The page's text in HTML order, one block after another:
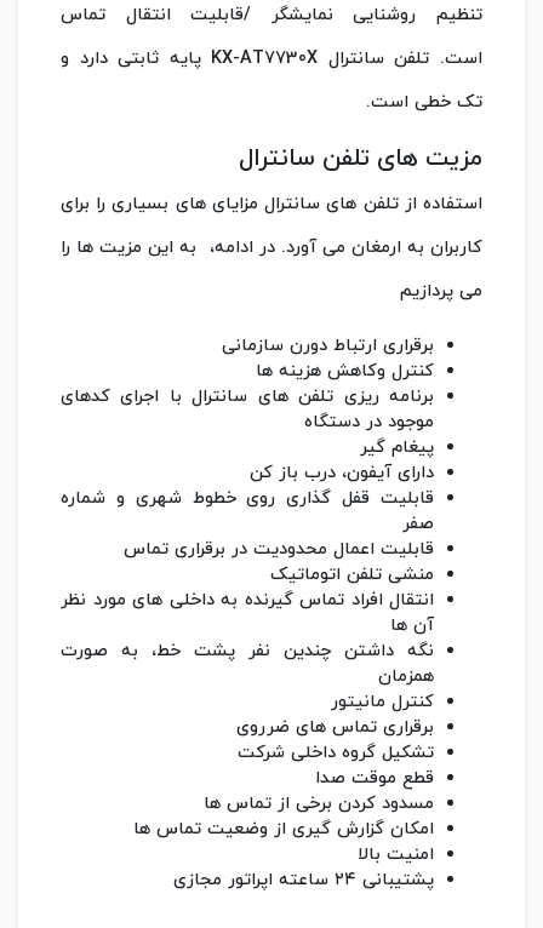
تنظیم روشنایی نمایشگر /قابلیت انتقال تماس
است. تلفن سانترال KX-AT7730X پایه ثابتی دارد و
تک خطی است.
مزیت های تلفن سانترال
استفاده از تلفن های سانترال مزایای های بسیاری را برای
کاربران به ارمغان می آورد. در ادامه، به این مزیت ها را
می پردازیم
برقراری ارتباط دورن سازمانی
کنترل وکاهش هزینه ها
برنامه ریزی تلفن های سانترال با اجرای کدهای
موجود در دستگاه
پیغام گیر
دارای آیفون، درب باز کن
قابلیت قفل گذاری روی خطوط شهری و شماره
صفر
قابلیت اعمال محدودیت در برقراری تماس
منشی تلفن اتوماتیک
انتقال افراد تماس گیرنده به داخلی های مورد نظر
آن ها
نگه داشتن چندین نفر پشت خط، به صورت
همزمان
کنترل مانیتور
برقراری تماس های ضرروی
تشکیل گروه داخلی شرکت
قطع موقت صدا
مسدود کردن برخی از تماس ها
امکان گزارش گیری از وضعیت تماس ها
امنیت بالا
پشتیبانی ۲۴ ساعته اپراتور مجازی